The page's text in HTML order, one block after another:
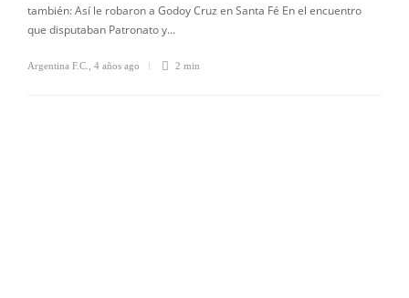
también: Así le robaron a Godoy Cruz en Santa Fé En el encuentro
que disputaban Patronato y…
Argentina F.C. 4 años ago 2 min